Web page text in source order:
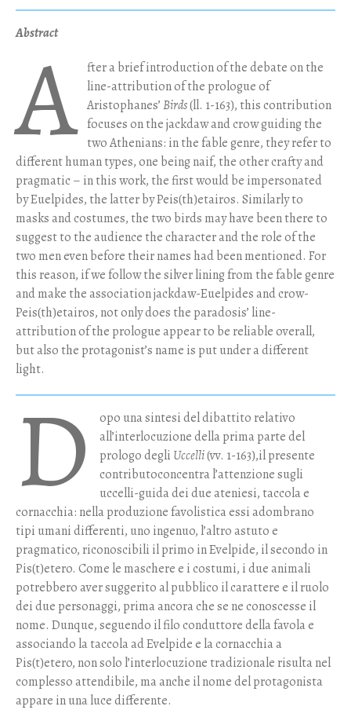
Abstract
A
fter a brief introduction of the debate on the
line-attribution of the prologue of
Aristophanes’Birds(ll. 1-163), this contribution
focuses on the jackdaw and crow guiding the
two Athenians: in the fable genre, they refer to
different human types, one being naif, the other crafty and
pragmatic – in this work, the first would be impersonated
by Euelpides, the latter by Peis(th)etairos. Similarly to
masks and costumes, the two birds may have been there to
suggest to the audience the character and the role of the
two men even before their names had been mentioned. For
this reason, if we follow the silver lining from the fable genre
and make the association jackdaw-Euelpides and crow-
Peis(th)etairos, not only does the paradosis’ line-
attribution of the prologue appear to be reliable overall,
but also the protagonist’s name is put under a different
light.
D
opo una sintesi del dibattito relativo
all’interlocuzione della prima parte del
prologo degli Uccelli(vv. 1-163),il presente
contributoconcentra l’attenzione sugli
uccelli-guida dei due ateniesi, taccola e
cornacchia: nella produzione favolistica essi adombrano
tipi umani differenti, uno ingenuo, l’altro astuto e
pragmatico, riconoscibili il primo in Evelpide, il secondo in
Pis(t)etero. Come le maschere e i costumi, i due animali
potrebbero aver suggerito al pubblico il carattere e il ruolo
dei due personaggi, prima ancora che se ne conoscesse il
nome. Dunque, seguendo il filo conduttore della favola e
associando la taccola ad Evelpide e la cornacchia a
Pis(t)etero, non solo l’interlocuzione tradizionale risulta nel
complesso attendibile, ma anche il nome del protagonista
appare in una luce differente.